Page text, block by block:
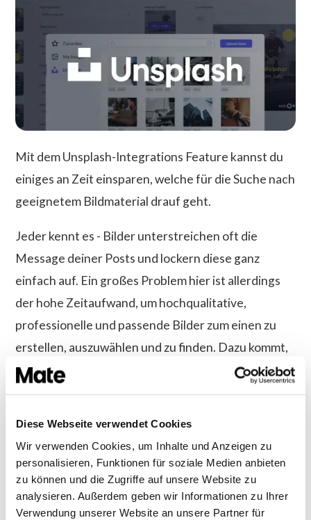
Diese Webseite verwendet Cookies
Wir verwenden Cookies, um Inhalte und Anzeigen zu
personalisieren, Funktionen für soziale Medien anbieten
zu können und die Zugriffe auf unsere Website zu
analysieren. Außerdem geben wir Informationen zu Ihrer
Verwendung unserer Website an unsere Partner für
Mit dem Unsplash-Integrations Feature kannst du
einiges an Zeit einsparen, welche für die Suche nach
geeignetem Bildmaterial drauf geht.
Jeder kennt es - Bilder unterstreichen oft die
Message deiner Posts und lockern diese ganz
einfach auf. Ein großes Problem hier ist allerdings
der hohe Zeitaufwand, um hochqualitative,
professionelle und passende Bilder zum einen zu
erstellen, auszuwählen und zu finden. Dazu kommt,
dass nicht einfach Bilder aus dem Netz verwendet
werden können, da hier schnell Rechtsprobleme
diese Probleme in Luft auf, da hier anhand von
Schlagwörtern passende Bilder gesucht und
genutzt werden können, deren hohe Qualität